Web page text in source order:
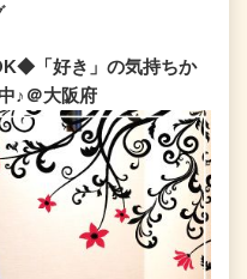
「好き」の気持ちか
♪＠大阪府